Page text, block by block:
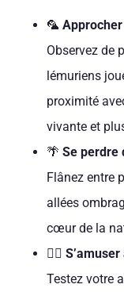
🦜
Observez de
lémuriens
proximité
vivante et
🌴 Se perdre
Flânez entre
allées
cœur de la
🧗‍♂️
Testez votre